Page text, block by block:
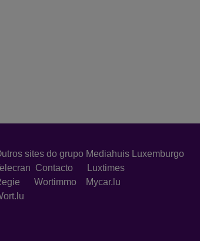
sites do grupo Mediahuis Luxemburgo
Contacto
Luxtimes
Wortimmo
Mycar.lu